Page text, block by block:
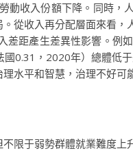
收入份額下降。同時，
從收入再分配層面來看
距產生差異性影響。例
0.31，2020年）總體低
水平和智慧，治理不好
限于弱勢群體就業難度